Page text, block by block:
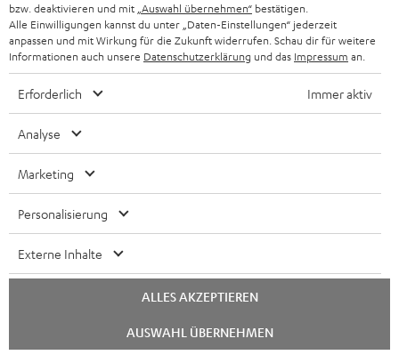
bzw. deaktivieren und mit „Auswahl übernehmen“ bestätigen.
Alle Einwilligungen kannst du unter „Daten-Einstellungen“ jederzeit
anpassen und mit Wirkung für die Zukunft widerrufen. Schau dir für weitere
Informationen auch unsere Datenschutzerklärung und das Impressum an.
Erforderlich Immer aktiv
Analyse
Marketing
Personalisierung
Externe Inhalte
ALLES AKZEPTIEREN
AUSWAHL ÜBERNEHMEN